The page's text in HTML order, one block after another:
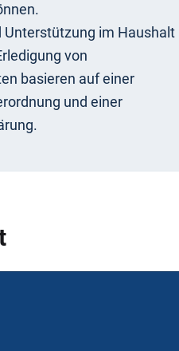
Unterstützung im Haushalt
von
basieren auf einer
und einer